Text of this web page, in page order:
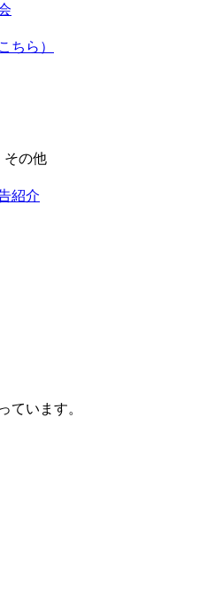
ちら）
その他
紹介
ています。